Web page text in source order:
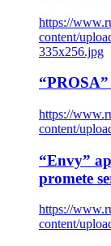
https://
content/
335x256.jpg
https://
content/
“Envy”
promete
https://
content/